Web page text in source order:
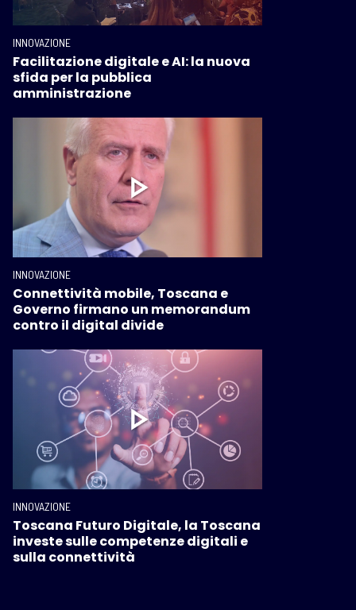
INNOVAZIONE
Facilitazione digitale e AI: la nuova
sfida per la pubblica
amministrazione
INNOVAZIONE
Connettività mobile, Toscana e
Governo firmano un memorandum
contro il digital divide
INNOVAZIONE
Toscana Futuro Digitale, la Toscana
investe sulle competenze digitali e
sulla connettività